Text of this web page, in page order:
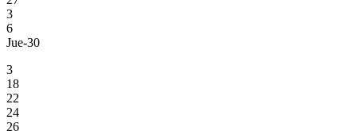
3
6
Jue-30
3
18
22
24
26